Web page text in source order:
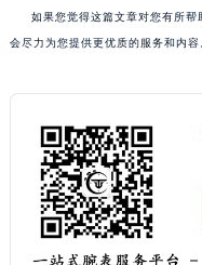
如果您觉得这篇文章对您有所
会尽力为您提供更优质的服务和内容